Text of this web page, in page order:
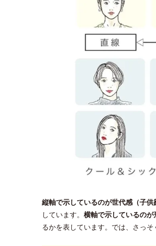
縦軸で示しているのが世代感（子供
しています。 横軸で示しているのが
るかを表しています。では、さっ